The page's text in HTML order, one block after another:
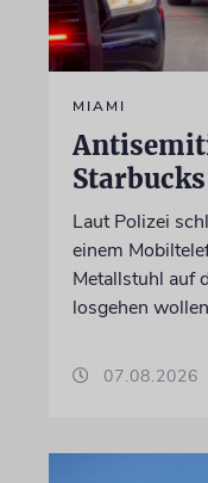
MIAMI
Laut Polizei
einem
Metallstuhl auf
losgehen wollen
07.08.2026